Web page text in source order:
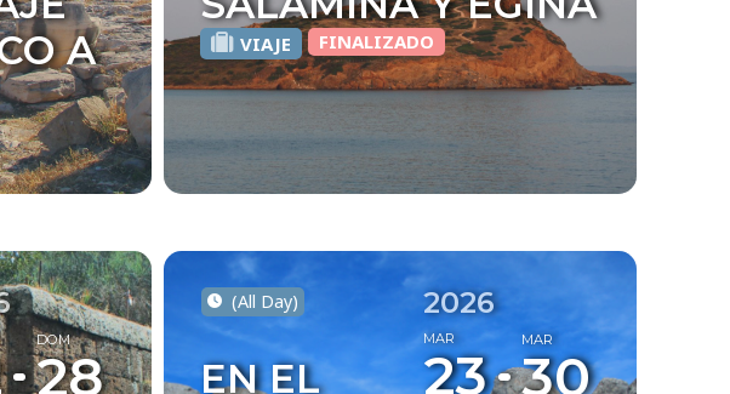
A
VIAJE FINALIZADO
DOM
28
2026
MAR
23
MAR
30
(All Day)
EN EL